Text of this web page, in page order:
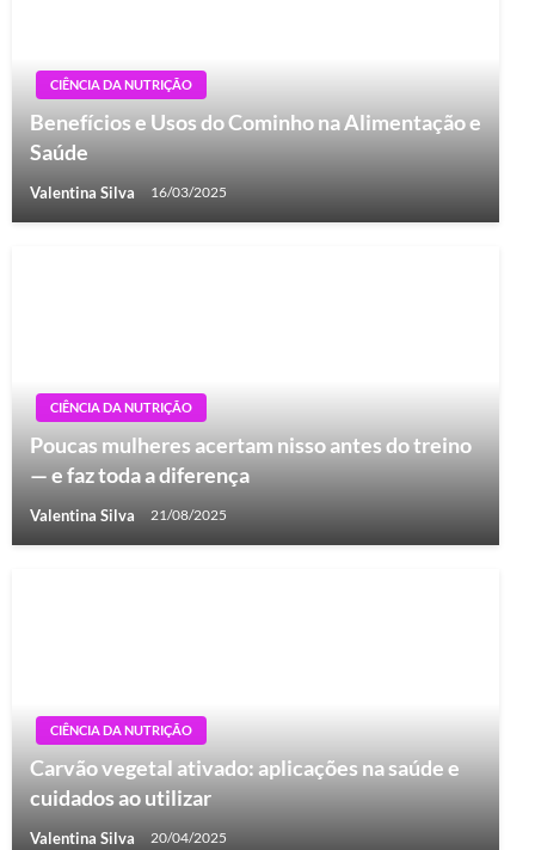
CIÊNCIA DA NUTRIÇÃO
Benefícios e Usos do Cominho na Alimentação e
Saúde
Valentina Silva 16/03/2025
CIÊNCIA DA NUTRIÇÃO
Poucas mulheres acertam nisso antes do treino
— e faz toda a diferença
Valentina Silva 21/08/2025
CIÊNCIA DA NUTRIÇÃO
Carvão vegetal ativado: aplicações na saúde e
cuidados ao utilizar
Valentina Silva 20/04/2025